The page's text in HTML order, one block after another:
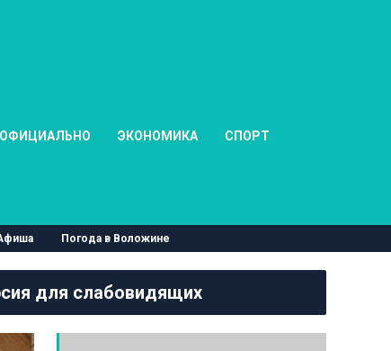
ОФИЦИАЛЬНО ЭКОНОМИКА СПОРТ
Погода в Воложине
для слабовидящих